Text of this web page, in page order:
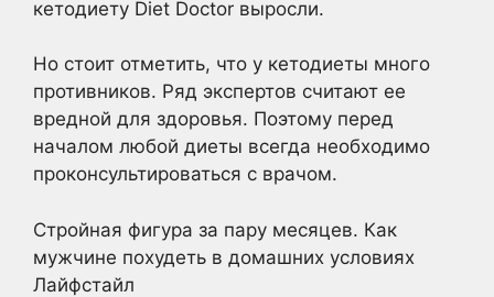
кетодиету Diet Doctor выросли.
Но стоит отметить, что у кетодиеты много
противников. Ряд экспертов считают ее
вредной для здоровья. Поэтому перед
началом любой диеты всегда необходимо
проконсультироваться с врачом.
Стройная фигура за пару месяцев. Как
мужчине похудеть в домашних условиях
Лайфстайл